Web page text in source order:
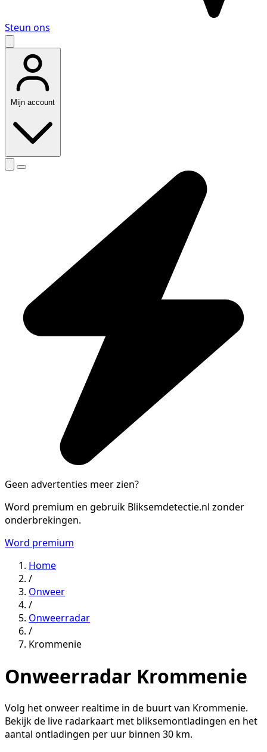
Steun ons
Mijn account
Geen advertenties meer zien?
Word premium en gebruik Bliksemdetectie.nl zonder
onderbrekingen.
Word premium
Home
/
Onweer
/
Onweerradar
/
Krommenie
Onweerradar Krommenie
Volg het onweer realtime in de buurt van Krommenie.
Bekijk de live radarkaart met bliksemontladingen en het
aantal ontladingen per uur binnen 30 km.